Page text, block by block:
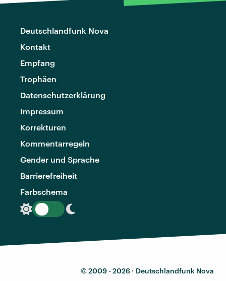
Deutschlandfunk Nova
Kontakt
Empfang
Trophäen
Datenschutzerklärung
Impressum
Korrekturen
Kommentarregeln
Gender und Sprache
Barrierefreiheit
Farbschema
© 2009 - 2026 · Deutschlandfunk Nova